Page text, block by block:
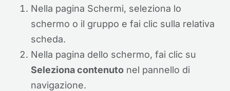
Nella pagina Schermi, seleziona lo
schermo o il gruppo e fai clic sulla relativa
scheda.
Nella pagina dello schermo, fai clic su
Seleziona contenuto nel pannello di
navigazione.